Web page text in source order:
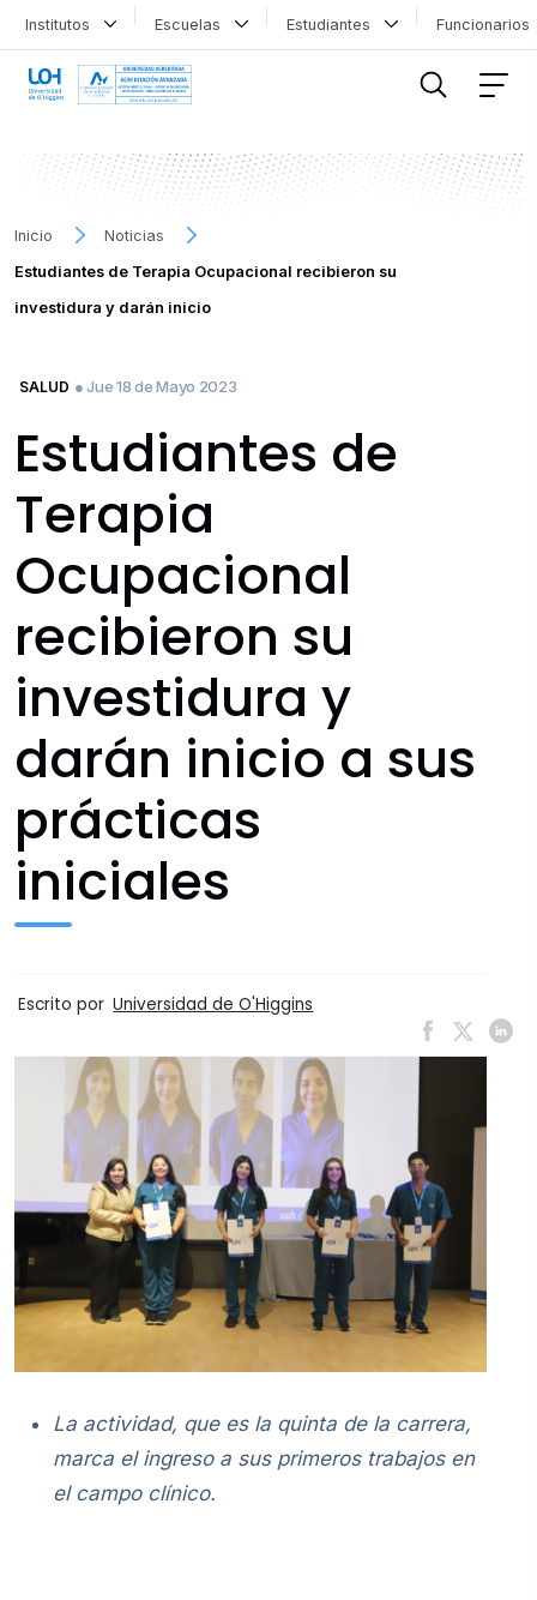
Institutos Escuelas Estudiantes
Inicio
Noticias
Estudiantes de Terapia Ocupacional recibieron su
investidura y darán inicio
SALUD ● Jue 18 de Mayo 2023
Estudiantes de
Terapia
Ocupacional
recibieron su
investidura y
darán inicio a sus
prácticas
iniciales
Escrito por Universidad de O'Higgins
La actividad, que es la quinta de la carrera,
marca el ingreso a sus primeros trabajos en
el campo clínico.